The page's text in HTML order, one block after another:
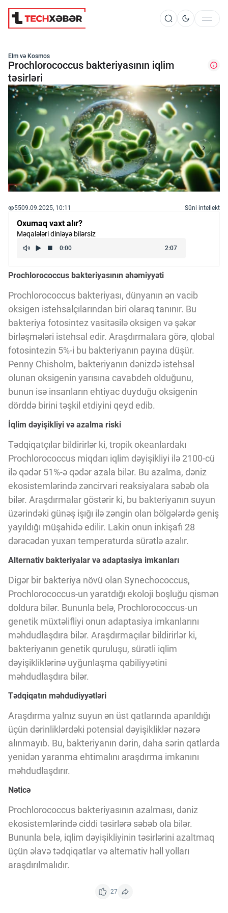
Süni İntellekt
Elm və Kosmos
Texnoloji İnkişaf
İnnovasiya və Startaplar
Robot və Cihazlar
Kriptovalyuta
ÇƏRƏZLƏR SİYASƏTİ
İSTIFADƏ ŞƏRTLƏRİ
MƏXFİLİK SİYASƏTİ
Haqqımızda
Vizyoner Baxışı
Innovasiya Bələdçisi
Gələcəyin Təhlili
Podkastlar
Elm və Kosmos
Prochlorococcus bakteriyasının iqlim
təsirləri
5509.09.2025, 10:11 Süni intellekt
Oxumaq vaxt alır?
Məqalələri dinləyə bilərsiz
Prochlorococcus bakteriyasının əhəmiyyəti
Prochlorococcus bakteriyası, dünyanın ən vacib
oksigen istehsalçılarından biri olaraq tanınır. Bu
bakteriya fotosintez vasitəsilə oksigen və şəkər
birləşmələri istehsal edir. Araşdırmalara görə, qlobal
fotosintezin 5%-i bu bakteriyanın payına düşür.
Penny Chisholm, bakteriyanın dənizdə istehsal
olunan oksigenin yarısına cavabdeh olduğunu,
bunun isə insanların ehtiyac duyduğu oksigenin
dörddə birini təşkil etdiyini qeyd edib.
İqlim dəyişikliyi və azalma riski
Tədqiqatçılar bildirirlər ki, tropik okeanlardakı
Prochlorococcus miqdarı iqlim dəyişikliyi ilə 2100-cü
ilə qədər 51%-ə qədər azala bilər. Bu azalma, dəniz
ekosistemlərində zəncirvari reaksiyalara səbəb ola
bilər. Araşdırmalar göstərir ki, bu bakteriyanın suyun
üzərindəki günəş işığı ilə zəngin olan bölgələrdə geniş
yayıldığı müşahidə edilir. Lakin onun inkişafı 28
dərəcədən yuxarı temperaturda sürətlə azalır.
Alternativ bakteriyalar və adaptasiya imkanları
Digər bir bakteriya növü olan Synechococcus,
Prochlorococcus-un yaratdığı ekoloji boşluğu qismən
doldura bilər. Bununla belə, Prochlorococcus-un
genetik müxtəlifliyi onun adaptasiya imkanlarını
məhdudlaşdıra bilər. Araşdırmaçılar bildirirlər ki,
bakteriyanın genetik quruluşu, sürətli iqlim
dəyişikliklərinə uyğunlaşma qabiliyyətini
məhdudlaşdıra bilər.
Tədqiqatın məhdudiyyətləri
Araşdırma yalnız suyun ən üst qatlarında aparıldığı
üçün dərinliklərdəki potensial dəyişikliklər nəzərə
alınmayıb. Bu, bakteriyanın dərin, daha sərin qatlarda
yenidən yaranma ehtimalını araşdırma imkanını
məhdudlaşdırır.
Nəticə
Prochlorococcus bakteriyasının azalması, dəniz
ekosistemlərində ciddi təsirlərə səbəb ola bilər.
Bununla belə, iqlim dəyişikliyinin təsirlərini azaltmaq
üçün əlavə tədqiqatlar və alternativ həll yolları
araşdırılmalıdır.
27